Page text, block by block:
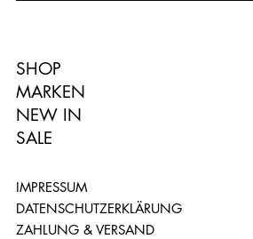
SHOP
MARKEN
NEW IN
SALE
IMPRESSUM
DATENSCHUTZERKLÄRUNG
ZAHLUNG & VERSAND